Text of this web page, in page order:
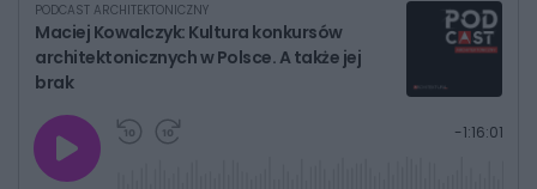
PODCAST ARCHITEKTONICZNY
Maciej Kowalczyk: Kultura konkursów
architektonicznych w Polsce. A także jej
brak
P
-1:16:01